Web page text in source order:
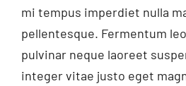
mi tempus imperdiet nulla
pellentesque. Fermentum
pulvinar neque laoreet
integer vitae justo eget